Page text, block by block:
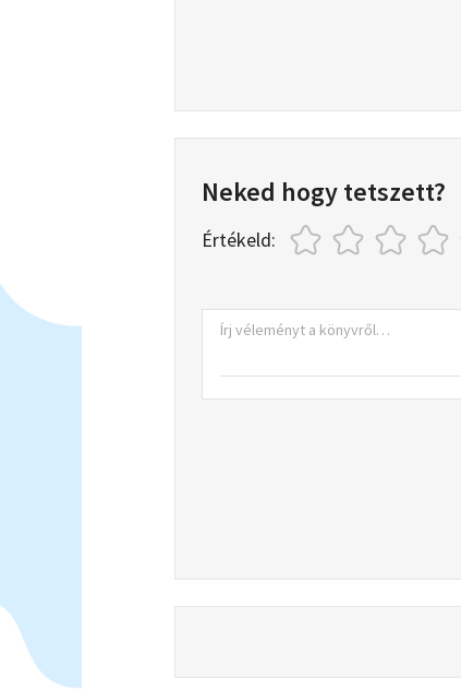
Neked hogy tetszett?
Értékeld: